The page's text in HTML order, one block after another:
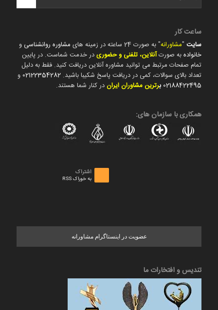
ساعت کار
سایت"مشاورانه" به صورت 24 ساعته در زمینه های مشاوره روانشناسی و
خانوادهبه صورتآنلاین، تلفنی و حضوریدر خدمت شماست. در پایین
تمام صفحات مرتبط می توانید مشاوره آنلاین دریافت کنید. فقط به دلیل
تعداد بالای سوالات، کمی در دریافت پاسخ شکیبا باشید. 02122354282 و
02188422495 برترین مشاوران ایراندر کنار شما هستند.
همکاری با سازمان های:
اشتراک
به خوراک RSS
عضویت در اینستاگرام مشاورانه
تندیس و افتخارات ما